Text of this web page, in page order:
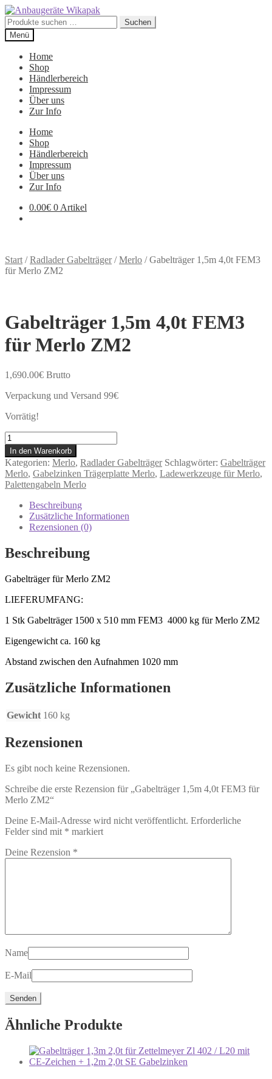
Zur
Navigation
springen
Zum
Inhalt
springen
Suchen
nach:
Suchen
Menü
Home
Shop
Händlerbereich
Impressum
Über uns
Zur Info
Home
Shop
Händlerbereich
Impressum
Über uns
Zur Info
0.00€ 0 Artikel
Start /Radlader Gabelträger/Merlo /Gabelträger 1,5m 4,0t FEM3
für Merlo ZM2
Gabelträger 1,5m 4,0t FEM3
für Merlo ZM2
1,690.00€ Brutto
Verpackung und Versand 99€
Vorrätig!
Gabelträger
1,5m
4,0t
FEM3
für
Merlo
ZM2
Menge
In den Warenkorb
Kategorien: Merlo, Radlader Gabelträger Schlagwörter: Gabelträger
Merlo, Gabelzinken Trägerplatte Merlo, Ladewerkzeuge für Merlo,
Palettengabeln Merlo
Beschreibung
Zusätzliche Informationen
Rezensionen (0)
Beschreibung
Gabelträger für Merlo ZM2
LIEFERUMFANG:
1 Stk Gabelträger 1500 x 510 mm FEM3 4000 kg für Merlo ZM2
Eigengewicht ca. 160 kg
Abstand zwischen den Aufnahmen 1020 mm
Zusätzliche Informationen
Gewicht 160 kg
Rezensionen
Es gibt noch keine Rezensionen.
Schreibe die erste Rezension für „Gabelträger 1,5m 4,0t FEM3 für
Merlo ZM2“
Deine E-Mail-Adresse wird nicht veröffentlicht. Erforderliche
Felder sind mit * markiert
Deine Rezension *
Name
E-Mail
Ähnliche Produkte